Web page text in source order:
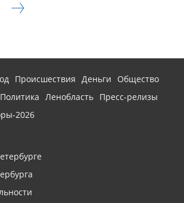
Происшествия Деньги
Общество
Политика Ленобласть Пресс-релизы
2026